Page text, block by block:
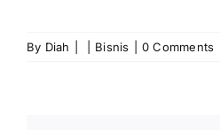
By Diah Bisnis 0 Comments